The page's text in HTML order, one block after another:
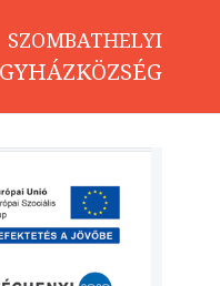
SZOMBATHELYI